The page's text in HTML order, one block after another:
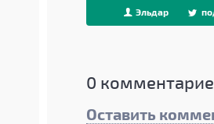
Эльдар
0
Оставить